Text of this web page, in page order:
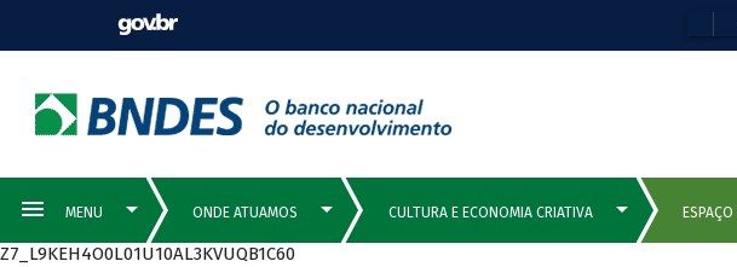
Z7_L9KEH4O0L01U10AL3KVUQB1C60